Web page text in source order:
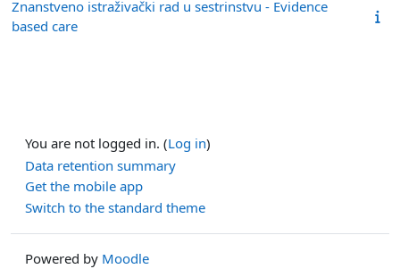
Znanstveno istraživački rad u sestrinstvu - Evidence
based care
You are not logged in. (Log in)
Data retention summary
Get the mobile app
Switch to the standard theme
Powered by Moodle